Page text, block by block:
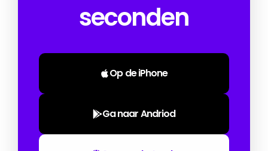
seconden
Op de iPhone
Ga naar Andriod